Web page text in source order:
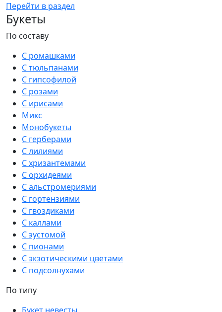
Перейти в раздел
Букеты
По составу
С ромашками
С тюльпанами
С гипсофилой
С розами
С ирисами
Микс
Монобукеты
С герберами
С лилиями
С хризантемами
С орхидеями
С альстромериями
С гортензиями
С гвоздиками
С каллами
С эустомой
С пионами
С экзотическими цветами
С подсолнухами
По типу